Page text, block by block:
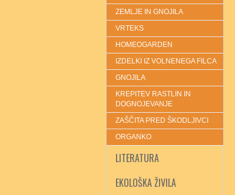
ZEMLJE IN GNOJILA
VRTEKS
HOMEOGARDEN
IZDELKI IZ VOLNENEGA FILCA
GNOJILA
KREPITEV RASTLIN IN
DOGNOJEVANJE
ZAŠČITA PRED ŠKODLJIVCI
ORGANKO
LITERATURA
EKOLOŠKA ŽIVILA